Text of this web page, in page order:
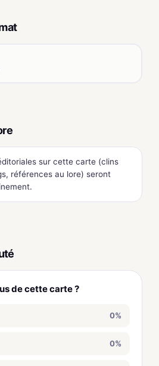
sur cette carte (clins
références au lore) seront
de cette carte ?
0%
0%